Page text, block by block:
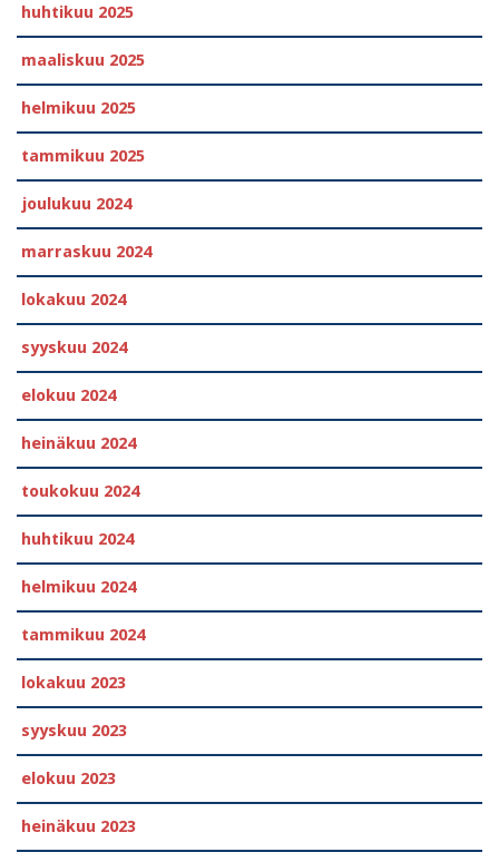
huhtikuu 2025
maaliskuu 2025
helmikuu 2025
tammikuu 2025
joulukuu 2024
marraskuu 2024
lokakuu 2024
syyskuu 2024
elokuu 2024
heinäkuu 2024
toukokuu 2024
huhtikuu 2024
helmikuu 2024
tammikuu 2024
lokakuu 2023
syyskuu 2023
elokuu 2023
heinäkuu 2023